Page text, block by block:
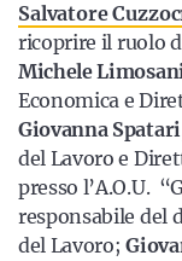
Salvatore
ricoprire il ruolo
Michele
Economica e
Giovanna Spatari
del Lavoro e
presso l’A.O.U.
responsabile del
del Lavoro;